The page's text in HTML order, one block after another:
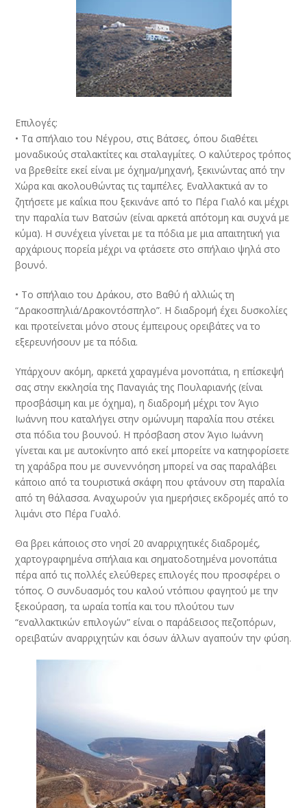
Επιλογές:
• Τα σπήλαιο του Νέγρου, στις Βάτσες, όπου διαθέτει
μοναδικούς σταλακτίτες και σταλαγμίτες. Ο καλύτερος τρόπος
να βρεθείτε εκεί είναι με όχημα/μηχανή, ξεκινώντας από την
Χώρα και ακολουθώντας τις ταμπέλες. Εναλλακτικά αν το
ζητήσετε με καΐκια που ξεκινάνε από το Πέρα Γιαλό και μέχρι
την παραλία των Βατσών (είναι αρκετά απότομη και συχνά με
κύμα). Η συνέχεια γίνεται με τα πόδια με μια απαιτητική για
αρχάριους πορεία μέχρι να φτάσετε στο σπήλαιο ψηλά στο
βουνό.
• Το σπήλαιο του Δράκου, στο Βαθύ ή αλλιώς τη
“Δρακοσπηλιά/Δρακοντόσπηλο”. Η διαδρομή έχει δυσκολίες
και προτείνεται μόνο στους έμπειρους ορειβάτες να το
εξερευνήσουν με τα πόδια.
Υπάρχουν ακόμη, αρκετά χαραγμένα μονοπάτια, η επίσκεψή
σας στην εκκλησία της Παναγιάς της Πουλαριανής (είναι
προσβάσιμη και με όχημα), η διαδρομή μέχρι τον Άγιο
Ιωάννη που καταλήγει στην ομώνυμη παραλία που στέκει
στα πόδια του βουνού. Η πρόσβαση στον Άγιο Ιωάννη
γίνεται και με αυτοκίνητο από εκεί μπορείτε να κατηφορίσετε
τη χαράδρα που με συνεννόηση μπορεί να σας παραλάβει
κάποιο από τα τουριστικά σκάφη που φτάνουν στη παραλία
από τη θάλασσα. Αναχωρούν για ημερήσιες εκδρομές από το
λιμάνι στο Πέρα Γυαλό.
Θα βρει κάποιος στο νησί 20 αναρριχητικές διαδρομές,
χαρτογραφημένα σπήλαια και σηματοδοτημένα μονοπάτια
πέρα από τις πολλές ελεύθερες επιλογές που προσφέρει ο
τόπος. Ο συνδυασμός του καλού ντόπιου φαγητού με την
ξεκούραση, τα ωραία τοπία και του πλούτου των
“εναλλακτικών επιλογών” είναι ο παράδεισος πεζοπόρων,
ορειβατών αναρριχητών και όσων άλλων αγαπούν την φύση.